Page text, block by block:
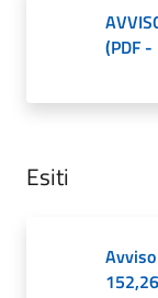
(PDF -
Esiti